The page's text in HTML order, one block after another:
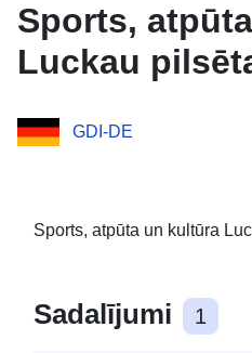
Sports,
Luckau
GDI-DE
Sports, atpūta un kultūra
Sadalījumi 1